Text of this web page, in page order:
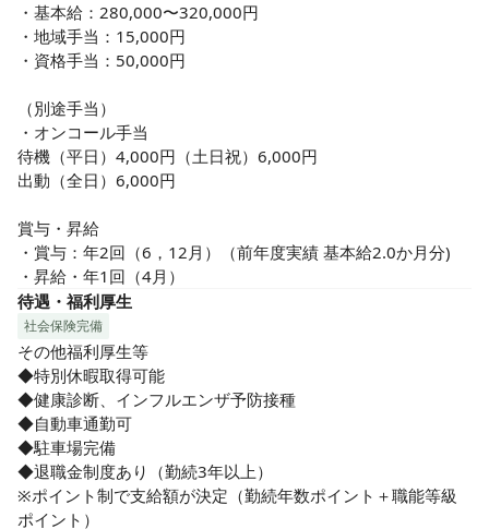
・基本給：280,000〜320,000円
・地域手当：15,000円
・資格手当：50,000円
（別途手当）
・オンコール手当
待機（平日）4,000円（土日祝）6,000円
出動（全日）6,000円
賞与・昇給
・賞与：年2回（6，12月）（前年度実績 基本給2.0か月分)
・昇給・年1回（4月）
待遇・福利厚生
社会保険完備
その他福利厚生等
◆特別休暇取得可能
◆健康診断、インフルエンザ予防接種
◆自動車通勤可
◆駐車場完備
◆退職金制度あり（勤続3年以上）
※ポイント制で支給額が決定（勤続年数ポイント＋職能等級
ポイント）